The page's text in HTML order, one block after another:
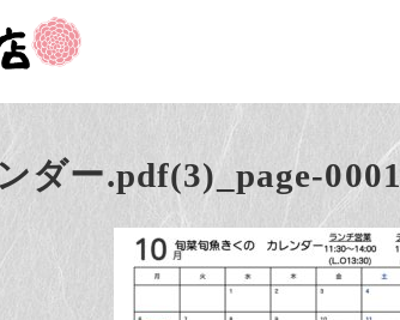
ダー.pdf(3)_page-0001